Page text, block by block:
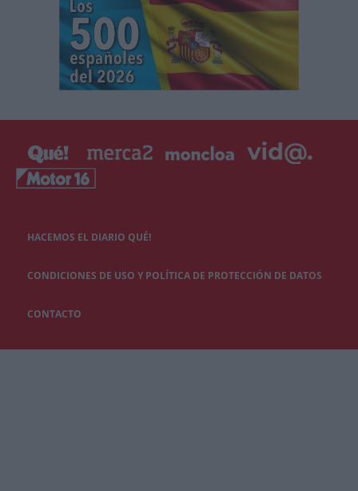
HACEMOS EL DIARIO QUÉ!
CONDICIONES DE USO Y POLÍTICA DE PROTECCIÓN DE DATOS
CONTACTO